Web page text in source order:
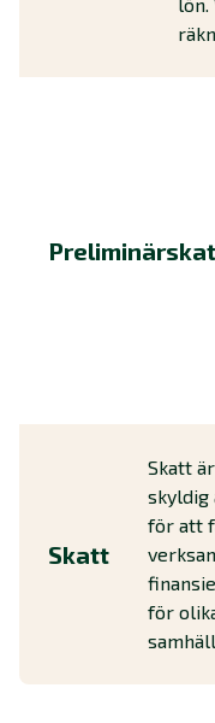
Skatt
Skatt
för att
för